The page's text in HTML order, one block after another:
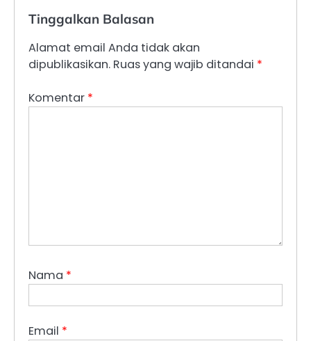
Tinggalkan Balasan
Alamat email Anda tidak akan
dipublikasikan. Ruas yang wajib ditandai *
Komentar *
Nama *
Email *